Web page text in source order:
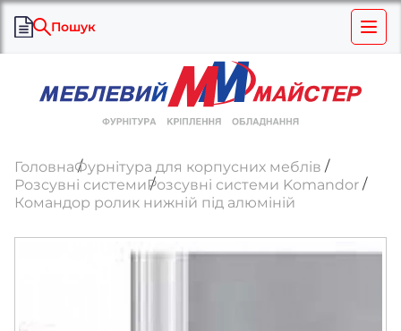
Пошук
ГоловнаФурнітура для корпусних меблів
Розсувні системиРозсувні системи Komandor
Командор ролик нижній під алюміній